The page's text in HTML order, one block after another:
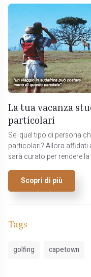
La tua vacanza
particolari
Sei quel tipo di persona
particolari? Allora affidati
sarà curato per rendere
Scopri di più
Tags
golfing capetown